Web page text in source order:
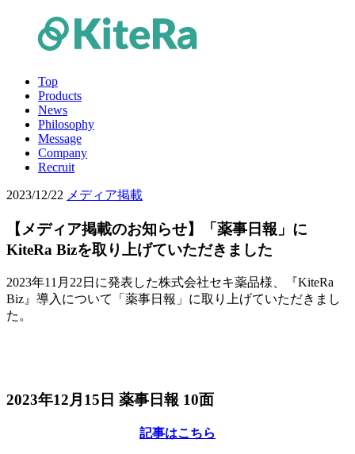
Top
Products
News
Philosophy
Message
Company
Recruit
2023/12/22 メディア掲載
【メディア掲載のお知らせ】「薬事日報」に
KiteRa Bizを取り上げていただきました
2023年11月22日に発表した株式会社セキ薬品様、『KiteRa
Biz』導入について「薬事日報」に取り上げていただきまし
た。
2023年12月15日 薬事日報 10面
記事はこちら